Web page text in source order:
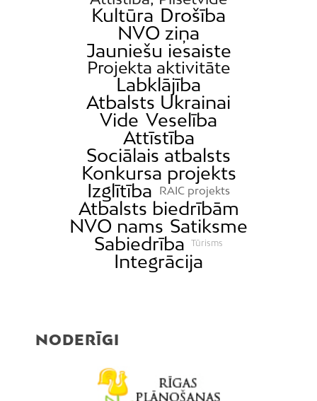
Kultūra Drošība
NVO ziņa
Jauniešu iesaiste
Projekta aktivitāte
Labklājība
Atbalsts Ukrainai
Vide Veselība
Attīstība
Sociālais atbalsts
Konkursa projekts
Izglītība
RAIC projekts
Atbalsts biedrībām
NVO nams Satiksme
Sabiedrība
Tūrisms
Integrācija
NODERĪGI